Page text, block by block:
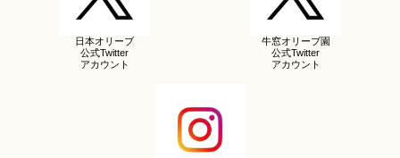
日本オリーブ
公式Twitter
アカウント
牛窓オリーブ園
公式Twitter
アカウント